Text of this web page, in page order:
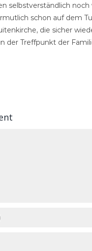
selbstverständlich noch
schon auf dem
die sicher
der Treffpunkt der